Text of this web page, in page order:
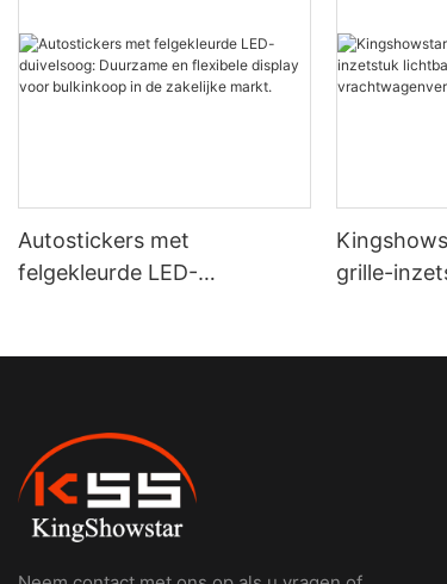
Autostickers met
felgekleurde LED-
grille-